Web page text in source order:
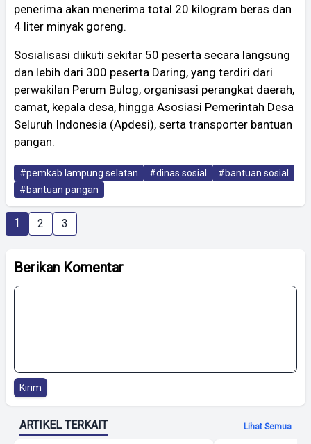
penerima akan menerima total 20 kilogram beras dan
4 liter minyak goreng.
Sosialisasi diikuti sekitar 50 peserta secara langsung
dan lebih dari 300 peserta Daring, yang terdiri dari
perwakilan Perum Bulog, organisasi perangkat daerah,
camat, kepala desa, hingga Asosiasi Pemerintah Desa
Seluruh Indonesia (Apdesi), serta transporter bantuan
pangan.
#pemkab lampung selatan #dinas sosial
#bantuan sosial
#bantuan pangan
1 2 3
Berikan Komentar
Kirim
ARTIKEL TERKAIT Lihat Semua